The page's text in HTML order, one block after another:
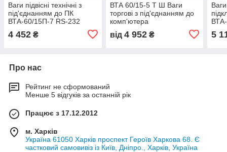
Ваги підвісні технічні з
під'єднанням до ПК
ВТА-60/15П-7 RS-232
4 452 ₴
ВТА 60/15-5 Т Ш Ваги
торгові з під'єднанням до
комп'ютера
від 4 952₴ 5
Про нас
Рейтинг не сформований
Менше 5 відгуків за останній рік
Працює з 17.12.2012
м. Харків
Україна 61050 Харків проспект Героїв Харкова 68. Є
частковий самовивіз із Київ, Дніпро., Харків, Україна